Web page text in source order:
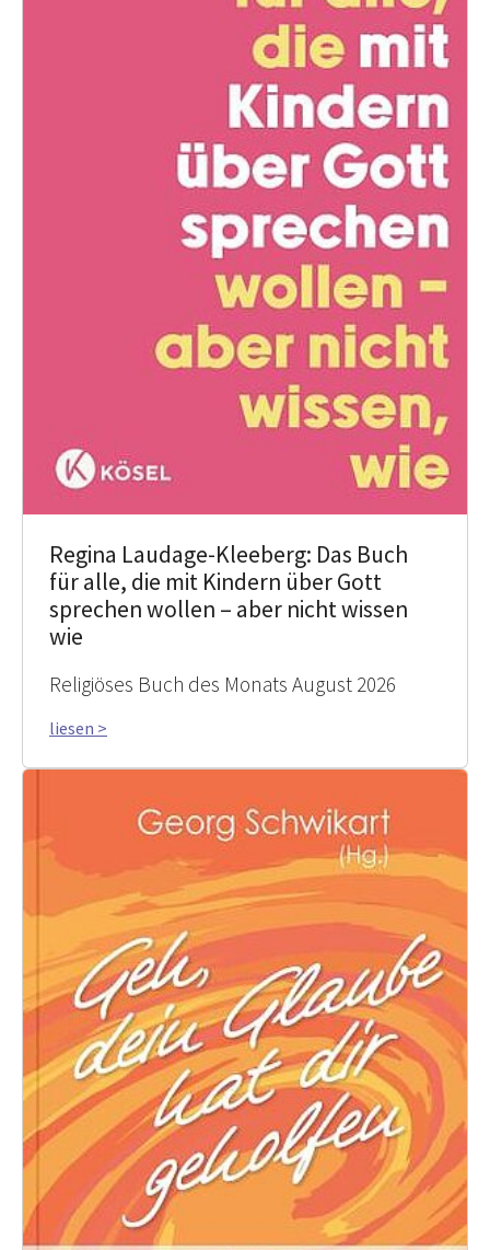
Regina Laudage-Kleeberg: Das Buch
für alle, die mit Kindern über Gott
sprechen wollen – aber nicht wissen
wie
Religiöses Buch des Monats August 2026
liesen >